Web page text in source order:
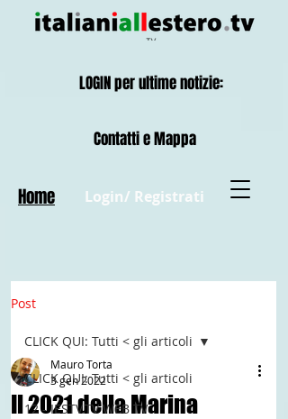
Login/ Registrati
Contatti e Mappa
Home
LOGIN per ultime notizie:
Post
CLICK QUI: Tutti < gli articoli
12 - IESTV.TV WEB TV
CLICK QUI: Tutti < gli articoli
Il 2021 della Marina
Mauro Torta
3 gen 2022